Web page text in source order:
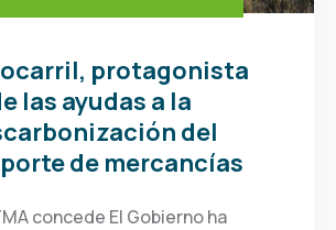
protagonista
las ayudas a la
del
de mercancías
concede El Gobierno ha